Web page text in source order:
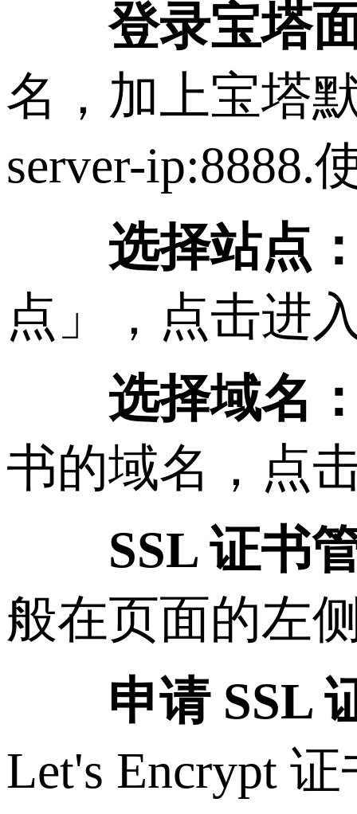
登录宝塔
名，加上宝塔
server-
选择站点
点」，点击进
选择域名
书的域名，点
SSL 证书
般在页面的左
申请 SSL
Let's Encrypt